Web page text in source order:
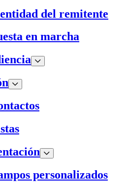
del remitente
en marcha
personalizados